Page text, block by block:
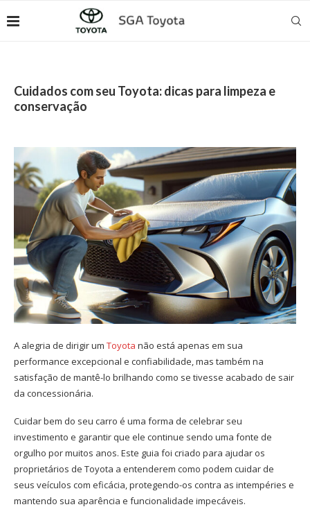
Cuidados com seu Toyota: dicas para limpeza e
conservação
A alegria de dirigir um Toyota não está apenas em sua
performance excepcional e confiabilidade, mas também na
satisfação de mantê-lo brilhando como se tivesse acabado de sair
da concessionária.
Cuidar bem do seu carro é uma forma de celebrar seu
investimento e garantir que ele continue sendo uma fonte de
orgulho por muitos anos. Este guia foi criado para ajudar os
proprietários de Toyota a entenderem como podem cuidar de
seus veículos com eficácia, protegendo-os contra as intempéries e
mantendo sua aparência e funcionalidade impecáveis.